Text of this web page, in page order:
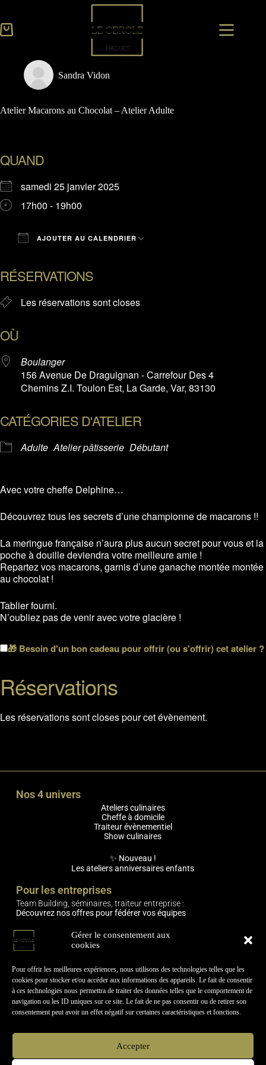
Gérer le consentement aux
cookies
Pour offrir les meilleures expériences, nous utilisons des technologies telles que les
cookies pour stocker et/ou accéder aux informations des appareils. Le fait de consentir
à ces technologies nous permettra de traiter des données telles que le comportement de
navigation ou les ID uniques sur ce site. Le fait de ne pas consentir ou de retirer son
consentement peut avoir un effet négatif sur certaines caractéristiques et fonctions.
Accepter
Sandra Vidon
Atelier Macarons au Chocolat – Atelier Adulte
QUAND
samedi 25 janvier 2025
17h00 - 19h00
AJOUTER AU CALENDRIER
RÉSERVATIONS
Les réservations sont closes
OÙ
Boulanger
156 Avenue De Draguignan - Carrefour Des 4
Chemins Z.I. Toulon Est, La Garde, Var, 83130
CATÉGORIES D'ATELIER
Adulte Atelier pâtisserie Débutant
Avec votre cheffe Delphine…
Découvrez tous les secrets d’une championne de macarons !!
La meringue française n’aura plus aucun secret pour vous et la
poche à douille deviendra votre meilleure amie !
Repartez vos macarons, garnis d’une ganache montée montée
au chocolat !
Tablier fourni.
N’oubliez pas de venir avec votre glacière !
🎁 Besoin d'un bon cadeau pour offrir (ou s'offrir) cet atelier ?
Réservations
Les réservations sont closes pour cet évènement.
Nos 4 univers
Ateliers culinaires
Cheffe à domicile
Traiteur évènementiel
Show culinaires
✨ Nouveau !
Les ateliers anniversaires enfants
Pour les entreprises
Team Building, séminaires, traiteur entreprise :
Découvrez nos offres pour fédérer vos équipes
Engagements
🌿 Expériences responsables (produits locaux, circuits courts,
🫶 Expériences relationnelles & humaines
Informations pratiques
Contactez-nous !
cadeau
Suivez nos aventures gourmandes